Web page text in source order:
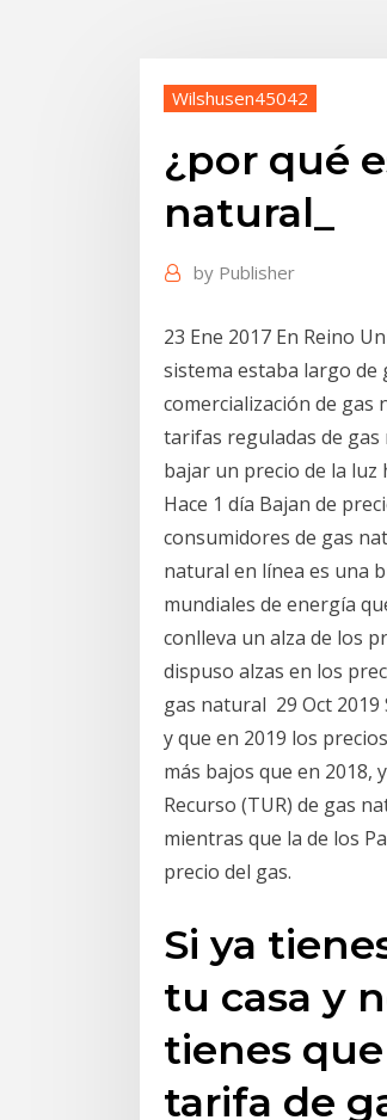
Wilshusen45042
¿por qué
natural_
by Publisher
23 Ene 2017 En Reino
sistema estaba largo de
comercialización de gas
tarifas reguladas de
bajar un precio de la luz
Hace 1 día Bajan de
consumidores de gas
natural en línea es una
mundiales de energía
conlleva un alza de los
dispuso alzas en los
gas natural 29 Oct 2019
y que en 2019 los
más bajos que en 2018,
Recurso (TUR) de gas
mientras que la de los
precio del gas.
Si ya
tu casa y
tienes
tarifa de